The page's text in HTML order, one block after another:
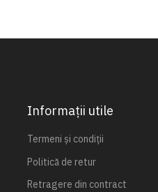
Informații utile
Termeni și condiții
Politică de retur
Retragere din contract